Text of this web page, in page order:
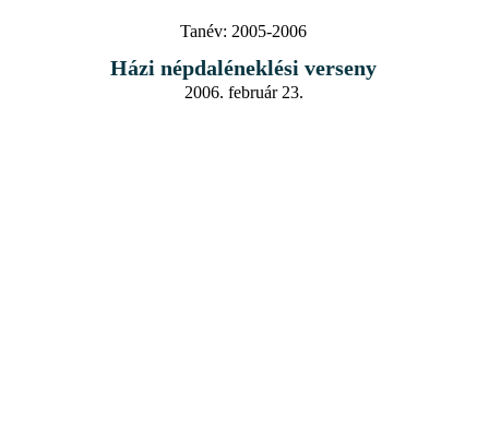
Tanév: 2005-2006
Házi népdaléneklési verseny
2006. február 23.